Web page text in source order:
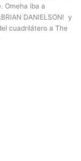
Omeha iba a
DANIELSON! y
cuadrilátero a The